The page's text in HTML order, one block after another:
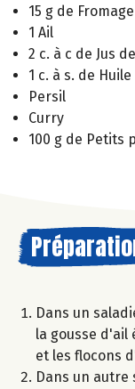
15 g de
1 Ail
2 c. à c de Jus
1 c. à s. de
Persil
Curry
100 g de Petits
Dans un
la gousse d'ail
et les flocons
Dans un